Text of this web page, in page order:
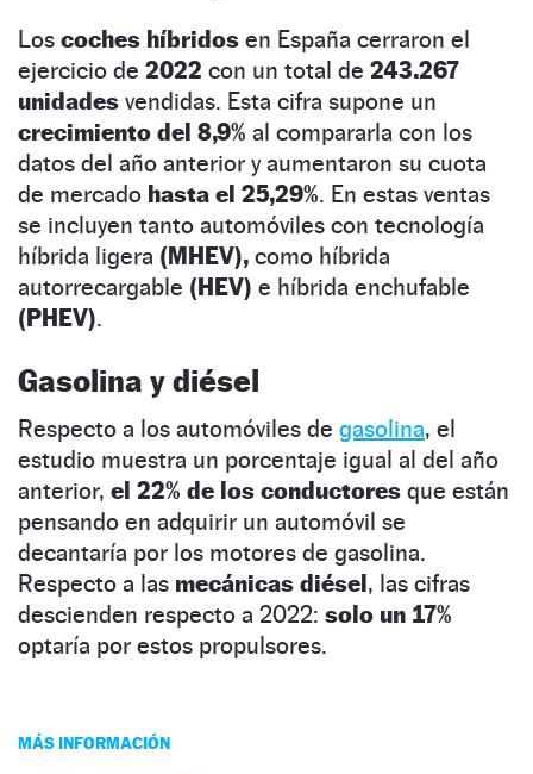
Los coches híbridos en España cerraron el
ejercicio de 2022 con un total de 243.267
unidades vendidas. Esta cifra supone un
crecimiento del 8,9% al compararla con los
datos del año anterior y aumentaron su cuota
de mercado hasta el 25,29%. En estas ventas
se incluyen tanto automóviles con tecnología
híbrida ligera (MHEV), como híbrida
autorrecargable (HEV) e híbrida enchufable
(PHEV).
Gasolina y diésel
Respecto a los automóviles de gasolina, el
estudio muestra un porcentaje igual al del año
anterior, el 22% de los conductores que están
pensando en adquirir un automóvil se
decantaría por los motores de gasolina.
Respecto a las mecánicas diésel, las cifras
descienden respecto a 2022: solo un 17%
optaría por estos propulsores.
MÁS INFORMACIÓN